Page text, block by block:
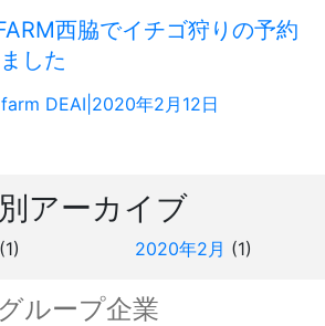
西脇でイチゴ狩りの予約
した
DEAI|2020年2月12日
アーカイブ
(1) 2020年2月 (1)
グループ企業